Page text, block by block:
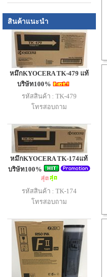
สินค้าแนะนำ
หมึกKYOCERA TK-479 แท้
บริษัท100%
รหัสสินค้า : TK-479
โทรสอบถาม
หมึกKYOCERA TK-174แท้
บริษัท100%
รหัสสินค้า : TK-174
โทรสอบถาม